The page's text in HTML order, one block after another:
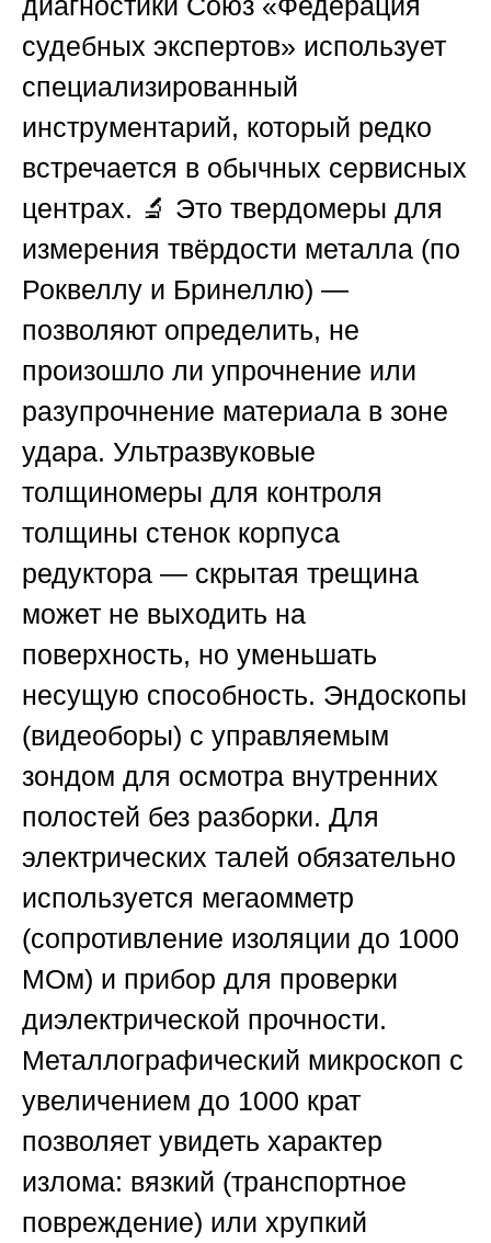
судебных экспертов» использует
специализированный
инструментарий, который редко
встречается в обычных сервисных
центрах. 🔬 Это твердомеры для
измерения твёрдости металла (по
Роквеллу и Бринеллю) —
позволяют определить, не
произошло ли упрочнение или
разупрочнение материала в зоне
удара. Ультразвуковые
толщиномеры для контроля
толщины стенок корпуса
редуктора — скрытая трещина
может не выходить на
поверхность, но уменьшать
несущую способность. Эндоскопы
(видеоборы) с управляемым
зондом для осмотра внутренних
полостей без разборки. Для
электрических талей обязательно
используется мегаомметр
(сопротивление изоляции до 1000
МОм) и прибор для проверки
диэлектрической прочности.
Металлографический микроскоп с
увеличением до 1000 крат
позволяет увидеть характер
излома: вязкий (транспортное
повреждение) или хрупкий